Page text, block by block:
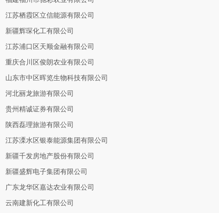
江苏栖霞区立信能源有限公司
新疆辉琛化工有限公司
江苏浦口区天顺金融有限公司
重庆合川区俊朗农业有限公司
山东市中区晖览生物科技有限公司
河北丽龙旅游有限公司
贵州精诚证券有限公司
陕西磊理旅游有限公司
江苏溧水区银泰能源集团有限公司
新疆千发房地产股份有限公司
新疆盛辉电子集团有限公司
广东龙华区嘉达农业有限公司
云南建新化工有限公司